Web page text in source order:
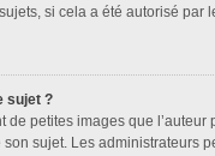
si cela a été autorisé par
sujet ?
de petites images que l’auteur
son sujet. Les administrateurs